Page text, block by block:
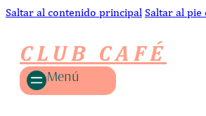
Saltar al contenido principal Saltar al pie
CLUB CAFÉ
Menú